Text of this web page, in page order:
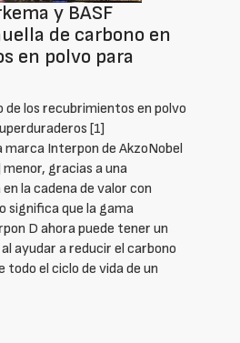
y BASF
de carbono en
en polvo para
de los recubrimientos en polvo
[1]
Interpon de AkzoNobel
gracias a una
la cadena de valor con
significa que la gama
D ahora puede tener un
ayudar a reducir el carbono
el ciclo de vida de un